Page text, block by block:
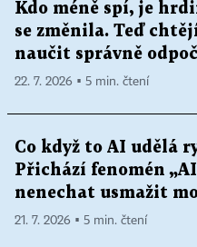
Kdo méně spí, je
se změnila. Teď
naučit správně
22. 7. 2026 ▪ 5 min. čtení
Co když to AI udělá
Přichází fenomén
nenechat usmažit
21. 7. 2026 ▪ 5 min. čtení